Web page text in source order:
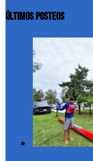
ÚLTIMOS POSTEOS